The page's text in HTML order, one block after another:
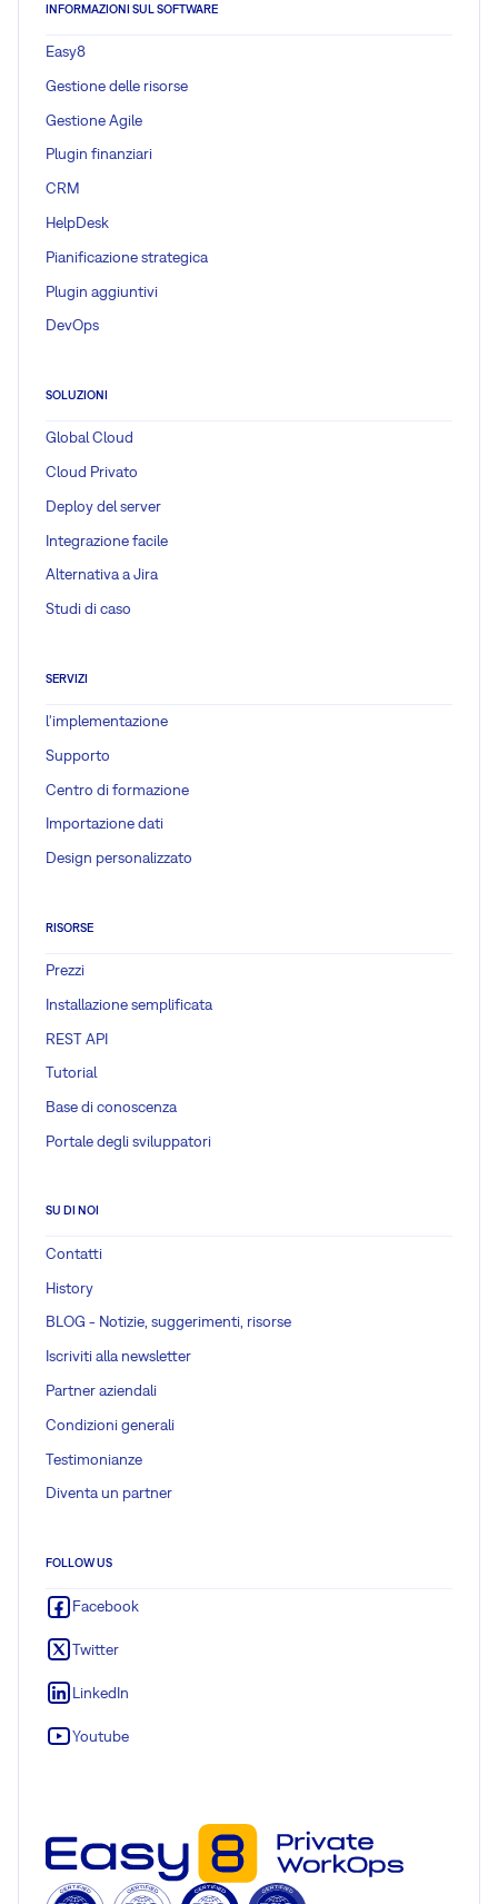
INFORMAZIONI SUL SOFTWARE
Easy8
Gestione delle risorse
Gestione Agile
Plugin finanziari
CRM
HelpDesk
Pianificazione strategica
Plugin aggiuntivi
DevOps
SOLUZIONI
Global Cloud
Cloud Privato
Deploy del server
Integrazione facile
Alternativa a Jira
Studi di caso
SERVIZI
l'implementazione
Supporto
Centro di formazione
Importazione dati
Design personalizzato
RISORSE
Prezzi
Installazione semplificata
REST API
Tutorial
Base di conoscenza
Portale degli sviluppatori
SU DI NOI
Contatti
History
BLOG - Notizie, suggerimenti, risorse
Iscriviti alla newsletter
Partner aziendali
Condizioni generali
Testimonianze
Diventa un partner
FOLLOW US
Facebook
Twitter
LinkedIn
Youtube